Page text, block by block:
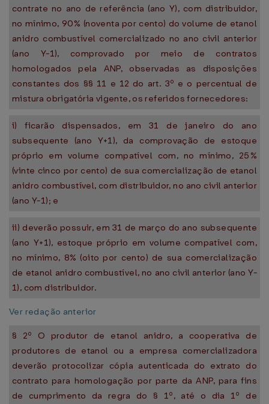
contrate no ano de referência (ano Y), com distribuidor,
no mínimo, 90% (noventa por cento) do volume de etanol
anidro combustível comercializado no ano civil anterior
(ano Y-1), comprovado por meio de contratos
homologados pela ANP, observadas as disposições
constantes dos §§ 11 e 12 do art. 3º e o percentual de
mistura obrigatória vigente, os referidos fornecedores:
i) ficarão dispensados, em 31 de janeiro do ano
subsequente (ano Y+1), da comprovação de estoque
próprio em volume compatível com, no mínimo, 25%
(vinte cinco por cento) de sua comercialização de etanol
anidro combustível, com distribuidor, no ano civil anterior
(ano Y-1); e
ii) deverão possuir, em 31 de março do ano subsequente
(ano Y+1), estoque próprio em volume compatível com,
no mínimo, 8% (oito por cento) de sua comercialização
de etanol anidro combustível, no ano civil anterior (ano Y-
1), com distribuidor.
Ver redação anterior
§ 2º O produtor de etanol anidro, a cooperativa de
produtores de etanol ou a empresa comercializadora
deverão protocolizar cópia autenticada do extrato do
contrato para homologação por parte da ANP, para fins
de cumprimento da regra do § 1º, até o dia 1º de